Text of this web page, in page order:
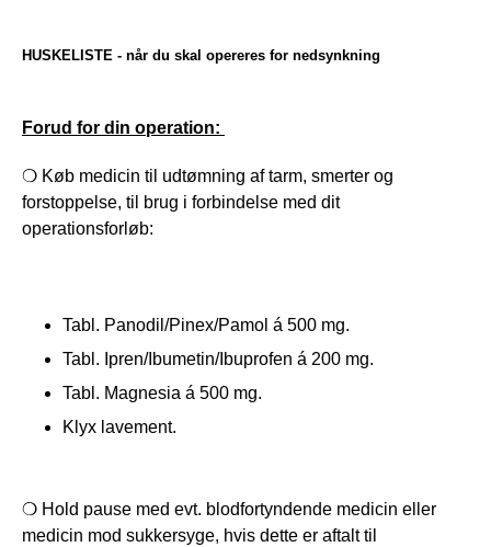
HUSKELISTE - når du skal opereres for nedsynkning
Forud for din operation:
❍ Køb medicin til udtømning af tarm, smerter og
forstoppelse, til brug i forbindelse med dit
operationsforløb:
Tabl. Panodil/Pinex/Pamol á 500 mg.
Tabl. Ipren/Ibumetin/Ibuprofen á 200 mg.
Tabl. Magnesia á 500 mg.
Klyx lavement.
❍ Hold pause med evt. blodfortyndende medicin eller
medicin mod sukkersyge, hvis dette er aftalt til